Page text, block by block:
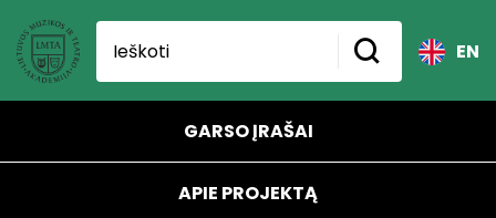
EN
GARSO ĮRAŠAI
APIE PROJEKTĄ